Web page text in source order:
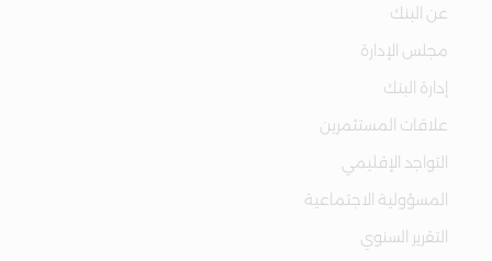
عن البنك
مجلس الإدارة
إدارة البنك
علاقات المستثمرين
التواجد الإقليمي
المسؤولية الاجتماعية
التقرير السنوي